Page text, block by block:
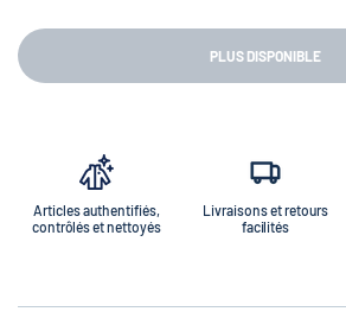
PLUS DISPONIBLE
Articles authentifiés,
contrôlés et nettoyés
Livraisons et retours
facilités